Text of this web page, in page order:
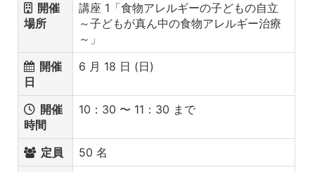
開催
場所
講座 1「食物アレルギーの子どもの自立
～子どもが真ん中の食物アレルギー治療
～」
開催
日
6 月 18 日 (日)
開催
時間
10：30 〜 11：30 まで
定員
50 名